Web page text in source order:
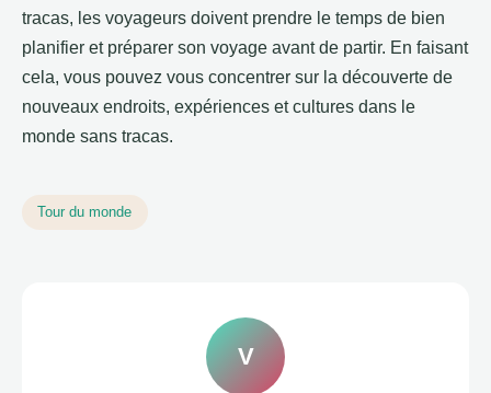
tracas, les voyageurs doivent prendre le temps de bien
planifier et préparer son voyage avant de partir. En faisant
cela, vous pouvez vous concentrer sur la découverte de
nouveaux endroits, expériences et cultures dans le
monde sans tracas.
Tour du monde
V